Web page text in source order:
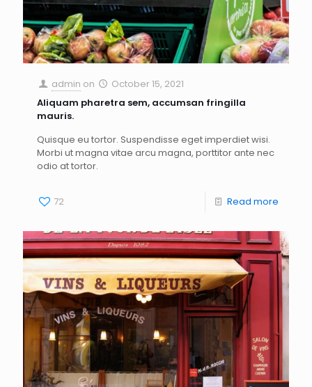
admin on
October 15, 2021
Aliquam pharetra sem, accumsan fringilla
mauris.
Quisque eu tortor. Suspendisse eget imperdiet wisi.
Morbi ut magna vitae arcu magna, porttitor ante nec
odio at tortor.
72 Read more